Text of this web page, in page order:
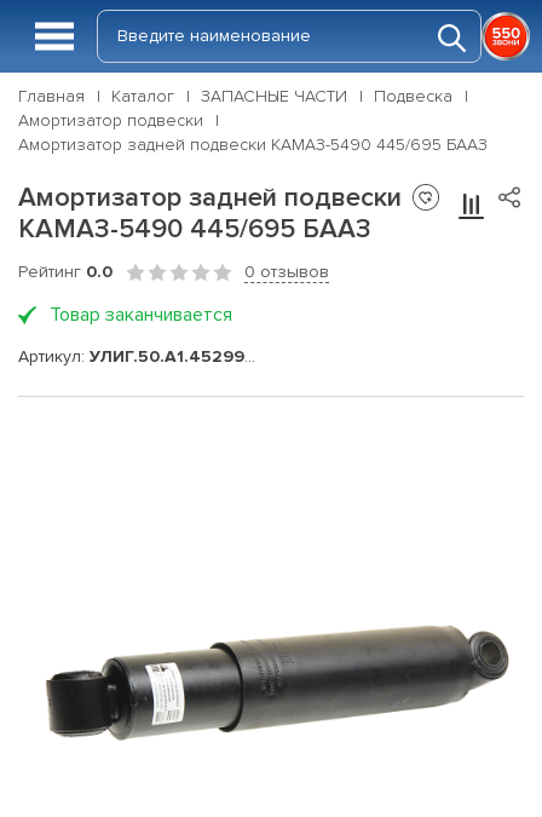
Главная Каталог ЗАПАСНЫЕ ЧАСТИ
Подвеска
Амортизатор подвески
Амортизатор задней подвески КАМАЗ-5490 445/695 БААЗ
Амортизатор задней подвески
КАМАЗ-5490 445/695 БААЗ
Рейтинг 0.0 0 отзывов
Товар заканчивается
Артикул: УЛИГ.50.А1.452995.070